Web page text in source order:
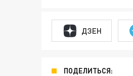
ДЗЕН
ПОДЕЛИТЬСЯ: